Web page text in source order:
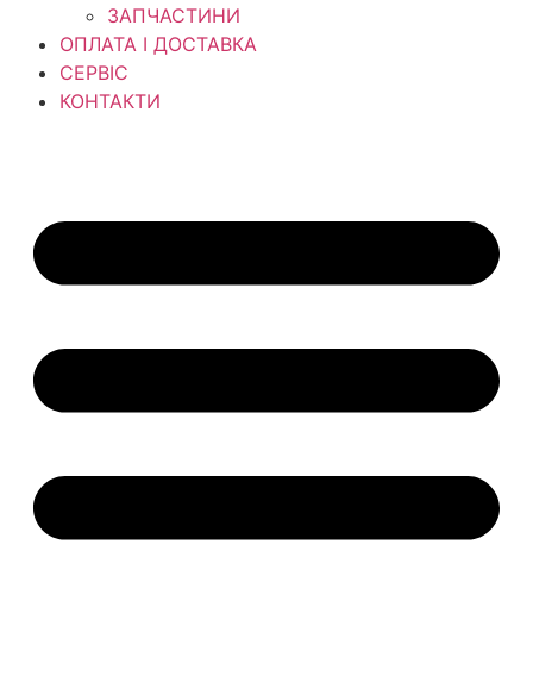
ЗАПЧАСТИНИ
ОПЛАТА І ДОСТАВКА
СЕРВІС
КОНТАКТИ